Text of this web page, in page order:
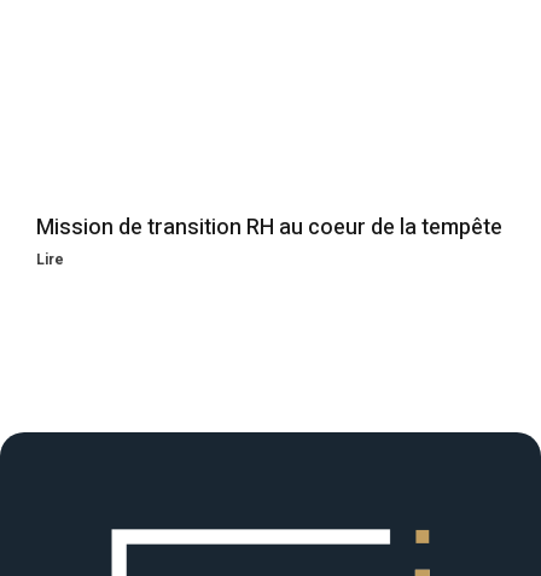
Mission de transition RH au coeur de la tempête
Lire